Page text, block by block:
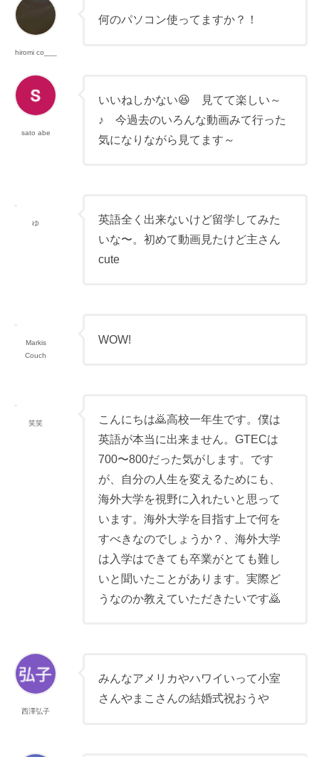
hiromi co___
何のパソコン使ってますか？！
sato abe
いいねしかない😆 見てて楽しい～
♪ 今過去のいろんな動画みて行った
気になりながら見てます～
ゆ
英語全く出来ないけど留学してみた
いな〜。初めて動画見たけど主さん
cute
Markis
Couch
WOW!
笑笑
こんにちは🙇高校一年生です。僕は
英語が本当に出来ません。GTECは
700〜800だった気がします。です
が、自分の人生を変えるためにも、
海外大学を視野に入れたいと思って
います。海外大学を目指す上で何を
すべきなのでしょうか？、海外大学
は入学はできても卒業がとても難し
いと聞いたことがあります。実際ど
うなのか教えていただきたいです🙇
西澤弘子
みんなアメリカやハワイいって小室
さんやまこさんの結婚式祝おうや